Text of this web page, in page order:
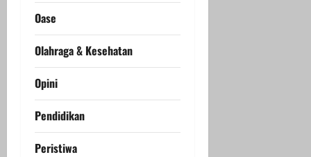
Oase
Olahraga & Kesehatan
Opini
Pendidikan
Peristiwa